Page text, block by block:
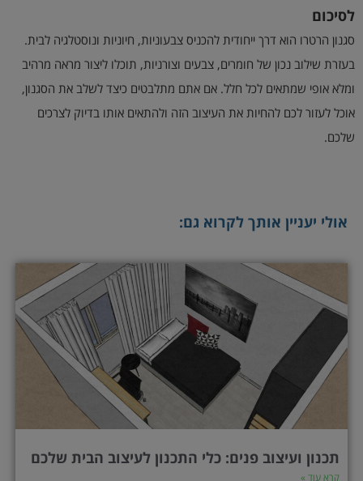
לסיכום
סגנון הרטרו הוא דרך ייחודית להכניס צבעוניות, חיוניות ונוסטלגיה לבית.
בעזרת שילוב נכון של חומרים, צבעים וצורניות, תוכלו ליצור מראה מרהיב
ומלא אופי שמתאים לכל חלל. אם אתם מתלבטים כיצד לשלב את הסגנון,
אוכל לעזור לכם להחיות את העיצוב הזה ולהתאים אותו בדיוק לצרכים
שלכם.
אולי יעניין אותך לקרוא גם:
תכנון ועיצוב פנים: כלי התכנון לעיצוב הבית שלכם
קרא עוד »